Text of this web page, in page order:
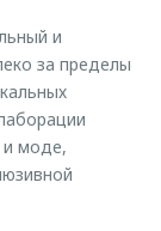
и
за пределы
и моде,